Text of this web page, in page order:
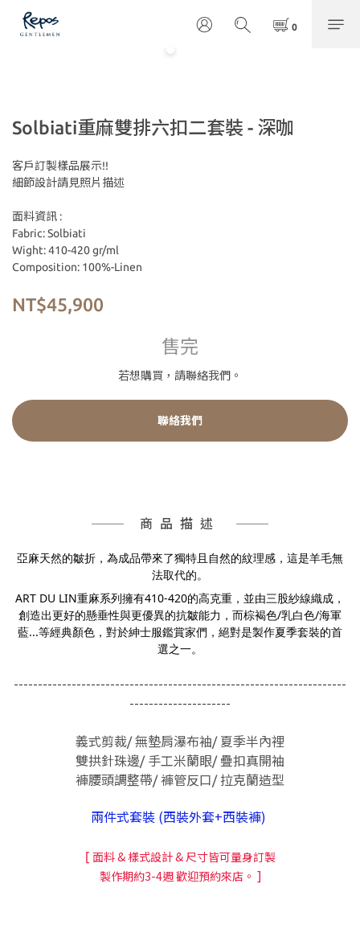
Solbiati重麻雙排六扣二套裝 - 深咖
客戶訂製樣品展示!!
細節設計請見照片描述
面料資訊 :
Fabric: Solbiati
Wight: 410-420 gr/ml
Composition: 100%-Linen
NT$45,900
售完
若想購買，請聯絡我們。
聯絡我們
商品描述
亞麻天然的皺折，為成品帶來了獨特且自然的紋理感，這是羊毛無
法取代的。
ART DU LIN重麻系列擁有410-420的高克重，並由三股紗線織成，
創造出更好的懸垂性與更優異的抗皺能力，而棕褐色/乳白色/海軍
藍...等經典顏色，對於紳士服鑑賞家們，絕對是製作夏季套裝的首
選之一。
---------------------------------------------------------------------
---------------------
義式剪裁/ 無墊肩瀑布袖/ 夏季半內裡
雙拱針珠邊/ 手工米蘭眼/ 疊扣真開袖
褲腰頭調整帶/ 褲管反口/ 拉克蘭造型
兩件式套裝 (西裝外套+西裝褲)
[ 面料 & 樣式設計 & 尺寸皆可量身訂製
製作期約3-4週 歡迎預約來店。 ]